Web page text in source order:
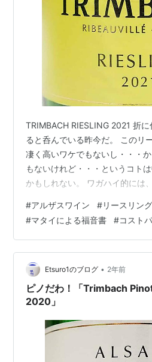
TRIMBACH RIESLING 2021 折
ると呑んでいる昨今だ。 このリ
凄く高いワケでもないし・・・
もないけれど・・・というコト
かもしれない。 ワガハイ的には
の価格帯・・・即ち、5000円か
ていうのが、なんとも微妙な価
ならば、10000円を突破した領
がイイんじゃね？というワケだ
5000円でお釣りがくる範囲まで
る。日…
#アルザスワイン #リースリング
#マタイによる福音書 #コスト
Etsuro1のブログ • 2年前
ピノだわ！「Trimbach
2020」